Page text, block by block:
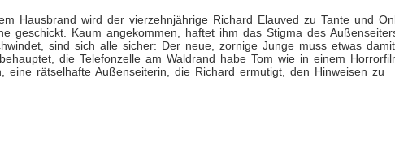
Hausbrand wird der vierzehnjährige Richard Elauved zu Tante und
geschickt. Kaum angekommen, haftet ihm das Stigma des
sind sich alle sicher: Der neue, zornige Junge muss etwas damit
die Telefonzelle am Waldrand habe Tom wie in einem
rätselhafte Außenseiterin, die Richard ermutigt, den Hinweisen zu